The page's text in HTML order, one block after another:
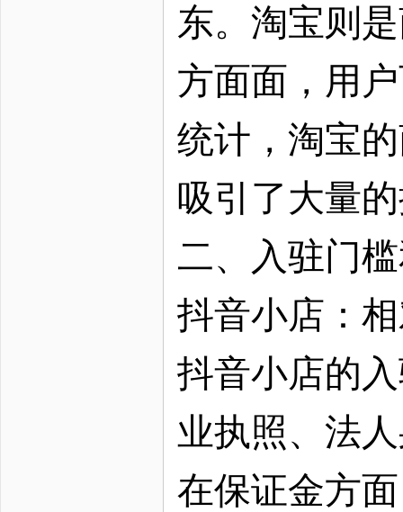
东。淘宝则
方面面，用
统计，淘宝
吸引了大量
二、入驻门
抖音小店：
抖音小店的
业执照、法
在保证金方